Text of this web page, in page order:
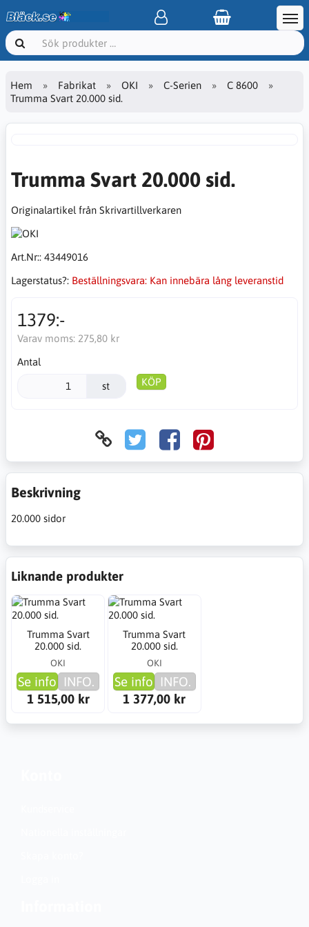
Hem Fabrikat OKI C-Serien
C 8600
Trumma Svart 20.000 sid.
Trumma Svart 20.000 sid.
Originalartikel från Skrivartillverkaren
Art.Nr:: 43449016
Lagerstatus?: Beställningsvara: Kan innebära lång leveranstid
1379:-
Varav moms: 275,80 kr
Antal
st KÖP
Beskrivning
20.000 sidor
Liknande produkter
Trumma Svart
20.000 sid.
OKI
Se info INFO.
1 515,00 kr
Trumma Svart
20.000 sid.
OKI
Se info INFO.
1 377,00 kr